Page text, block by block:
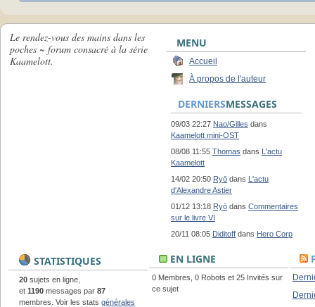
Le rendez-vous des mains dans les
poches ~ forum consacré à la série
Kaamelott.
MENU
Accueil
À propos de l'auteur
DERNIERSMESSAGES
09/03 22:27 Nao/Gilles dans
Kaamelott mini-OST
08/08 11:55 Thomas dans L'actu
Kaamelott
14/02 20:50 Ryō dans L'actu
d'Alexandre Astier
01/12 13:18 Ryō dans Commentaires
sur le livre VI
20/11 08:05 Diditoff dans Hero Corp
STATISTIQUES
20 sujets en ligne,
et 1190 messages par 87
membres. Voir les stats générales
EN LIGNE
0 Membres, 0 Robots et 25 Invités sur
ce sujet